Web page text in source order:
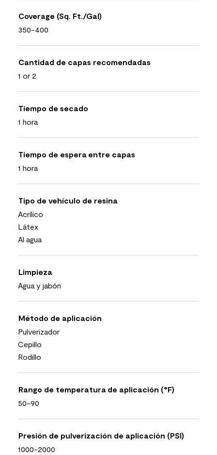
Coverage (Sq. Ft./Gal)
350-400
Cantidad de capas recomendadas
1 or 2
Tiempo de secado
1 hora
Tiempo de espera entre capas
1 hora
Tipo de vehículo de resina
Acrílico
Látex
Al agua
Limpieza
Agua y jabón
Método de aplicación
Pulverizador
Cepillo
Rodillo
Rango de temperatura de aplicación (°F)
50-90
Presión de pulverización de aplicación (PSI)
1000-2000